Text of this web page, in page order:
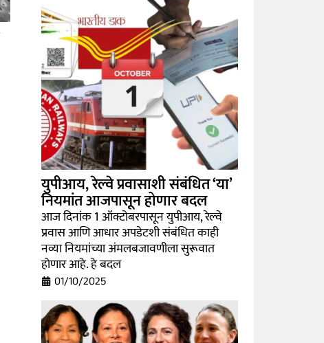
युपीआय, रेल्वे प्रवासाशी संबंधित ‘या’
नियमांत आजपासून होणार बदल
आज दिनांक 1 ऑक्टोबरपासून युपीआय, रेल्वे
प्रवास आणि आधार अपडेटशी संबंधित काही
नव्या नियमांच्या अंमलबजावणीला सुरूवात
होणार आहे. हे बदल
01/10/2025